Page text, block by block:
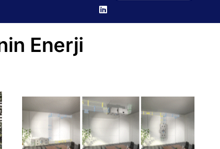
Enerji